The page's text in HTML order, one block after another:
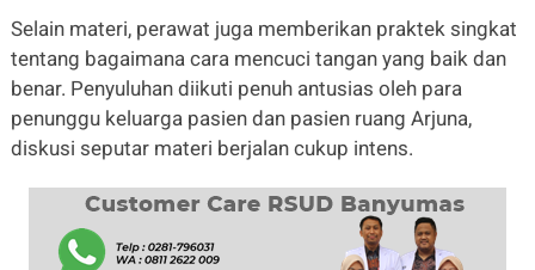
Selain materi, perawat juga memberikan praktek singkat
tentang bagaimana cara mencuci tangan yang baik dan
benar. Penyuluhan diikuti penuh antusias oleh para
penunggu keluarga pasien dan pasien ruang Arjuna,
diskusi seputar materi berjalan cukup intens.